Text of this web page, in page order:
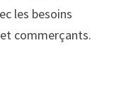
les besoins
commerçants.